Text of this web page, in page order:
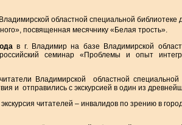
областной специальной
посвященная месячнику «Белая трость».
в г. Владимир на базе Владимирской
семинар «Проблемы и опыт
читатели Владимирской областной
и отправились с экскурсией в один из
экскурсия читателей – инвалидов по зрению в